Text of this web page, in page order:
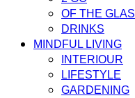
OF THE GLAS
DRINKS
MINDFUL LIVING
INTERIOUR
LIFESTYLE
GARDENING